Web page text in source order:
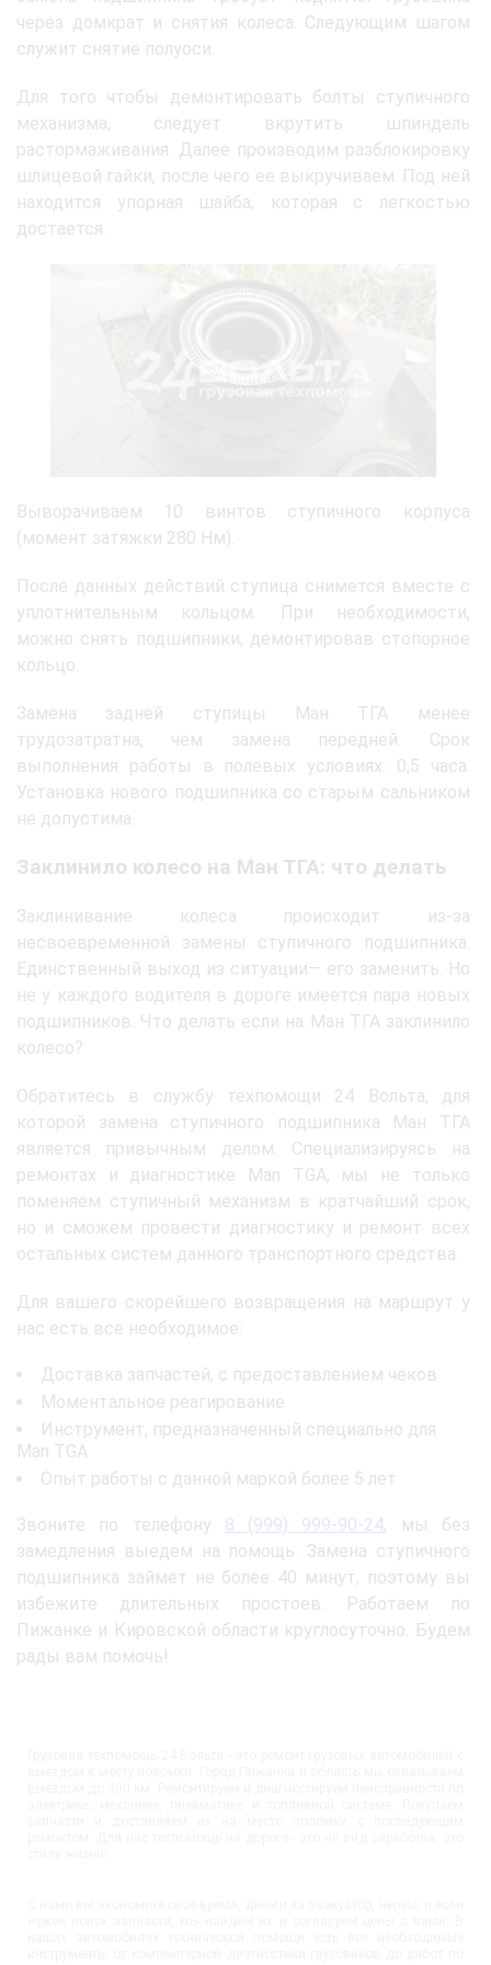
через домкрат и снятия колеса. Следующим шагом
служит снятие полуоси.
Для того чтобы демонтировать болты ступичного
механизма, следует вкрутить шпиндель
растормаживания. Далее производим разблокировку
шлицевой гайки, после чего ее выкручиваем. Под ней
находится упорная шайба, которая с легкостью
достается.
Выворачиваем 10 винтов ступичного корпуса
(момент затяжки 280 Нм).
После данных действий ступица снимется вместе с
уплотнительным кольцом. При необходимости,
можно снять подшипники, демонтировав стопорное
кольцо.
Замена задней ступицы Ман ТГА менее
трудозатратна, чем замена передней. Срок
выполнения работы в полевых условиях: 0,5 часа.
Установка нового подшипника со старым сальником
не допустима.
Заклинило колесо на Ман ТГА: что делать
Заклинивание колеса происходит из-за
несвоевременной замены ступичного подшипника.
Единственный выход из ситуации— его заменить. Но
не у каждого водителя в дороге имеется пара новых
подшипников. Что делать если на Ман ТГА заклинило
колесо?
Обратитесь в службу техпомощи 24 Вольта, для
которой замена ступичного подшипника Ман ТГА
является привычным делом. Специализируясь на
ремонтах и диагностике Man TGA, мы не только
поменяем ступичный механизм в кратчайший срок,
но и сможем провести диагностику и ремонт всех
остальных систем данного транспортного средства.
Для вашего скорейшего возвращения на маршрут у
нас есть все необходимое:
Доставка запчастей, с предоставлением чеков
Моментальное реагирование
Инструмент, предназначенный специально для
Man TGA
Опыт работы с данной маркой более 5 лет
Звоните по телефону 8 (999) 999-90-24, мы без
замедления выедем на помощь. Замена ступичного
подшипника займет не более 40 минут, поэтому вы
избежите длительных простоев. Работаем по
Пижанке и Кировской области круглосуточно. Будем
рады вам помочь!